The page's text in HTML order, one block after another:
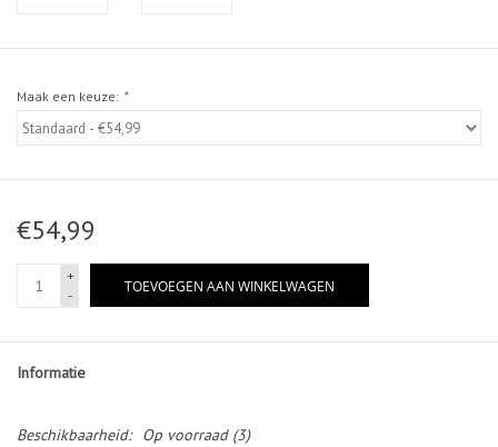
Maak een keuze: *
€54,99
+
-
TOEVOEGEN AAN WINKELWAGEN
Informatie
Beschikbaarheid: Op voorraad(3)